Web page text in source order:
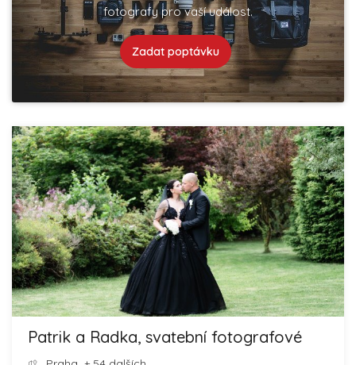
fotografy pro vaší událost.
Zadat poptávku
Patrik a Radka, svatební fotografové